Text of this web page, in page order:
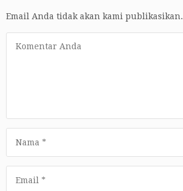
Email Anda tidak akan kami publikasikan.